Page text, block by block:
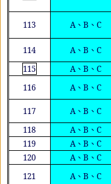
113
A、B 、C
114 A、B 、C
115
A、B 、C
116
A、B 、C
117 A、B 、C
118
A、B 、C
119
A、B 、C
120
A、B 、C
121
A、B 、C